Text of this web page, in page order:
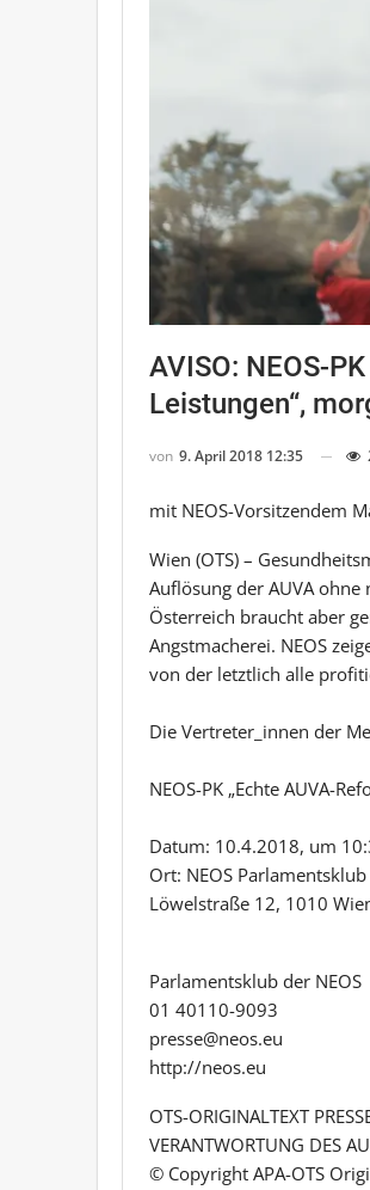
AVISO: NEOS-
Leistungen“,
von 9. April 2018 12:35
mit NEOS-Vorsitzendem
Wien (OTS) –
Auflösung der AUVA
Österreich braucht aber
Angstmacherei. NEOS
von der letztlich alle
Die Vertreter_innen der
NEOS-PK „Echte AUVA-
Datum: 10.4.2018, um
Ort: NEOS Parlamentsklub
Löwelstraße 12, 1010
Parlamentsklub der NEOS
01 40110-9093
presse@neos.eu
http://neos.eu
OTS-ORIGINALTEXT
VERANTWORTUNG DES
© Copyright APA-OTS